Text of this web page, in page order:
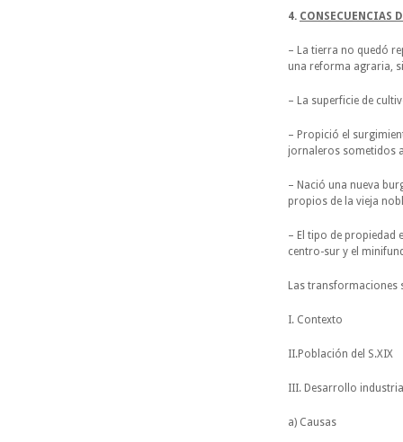
4. CONSECUENCIAS
– La tierra no quedó
una reforma agraria,
– La superficie de
– Propició el
jornaleros sometidos
– Nació una nueva
propios de la vieja
– El tipo de propiedad
centro-sur y el
Las transformaciones
I. Contexto
II.Población del S.XIX
III. Desarrollo
a) Causas